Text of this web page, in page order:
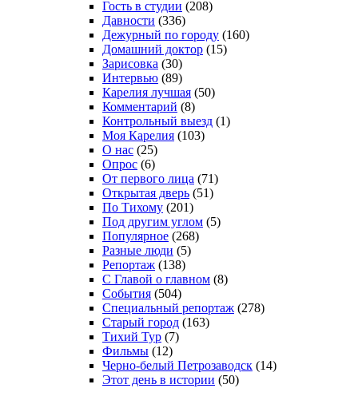
Гость в студии (208)
Давности (336)
Дежурный по городу (160)
Домашний доктор (15)
Зарисовка (30)
Интервью (89)
Карелия лучшая (50)
Комментарий (8)
Контрольный выезд (1)
Моя Карелия (103)
О нас (25)
Опрос (6)
От первого лица (71)
Открытая дверь (51)
По Тихому (201)
Под другим углом (5)
Популярное (268)
Разные люди (5)
Репортаж (138)
С Главой о главном (8)
События (504)
Специальный репортаж (278)
Старый город (163)
Тихий Тур (7)
Фильмы (12)
Черно-белый Петрозаводск (14)
Этот день в истории (50)